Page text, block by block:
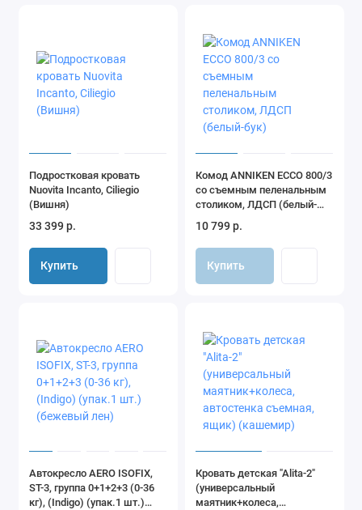
Подростковая кровать
Nuovita Incanto, Ciliegio
(Вишня)
33 399 р.
Купить
Комод ANNIKEN ECCO 800/3
со съемным пеленальным
столиком, ЛДСП (белый-
бук)
10 799 р.
Купить
Автокресло AERO ISOFIX,
ST-3, группа 0+1+2+3 (0-36
кг), (Indigo) (упак.1 шт.)
Кровать детская "Alita-2"
(универсальный
маятник+колеса,